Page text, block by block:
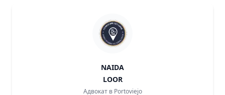
NAIDA
LOOR
Адвокат в Portoviejo